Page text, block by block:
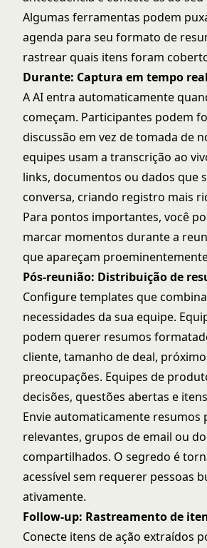
Algumas ferramentas podem
agenda para seu formato de
rastrear quais itens foram
Durante: Captura em tempo real
A AI entra automaticamente
começam. Participantes podem
discussão em vez de tomada de
equipes usam a transcrição ao
links, documentos ou dados que
conversa, criando registro mais
Para pontos importantes, você
marcar momentos durante a
que apareçam
Pós-reunião: Distribuição de
Configure templates que
necessidades da sua equipe.
podem querer resumos
cliente, tamanho de deal,
preocupações. Equipes de
decisões, questões abertas e
Envie automaticamente resumos
relevantes, grupos de email ou
compartilhados. O segredo é
acessível sem requerer pessoas
ativamente.
Follow-up: Rastreamento de
Conecte itens de ação extraídos